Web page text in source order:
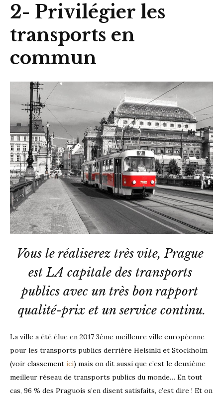
2- Privilégier les
transports en
commun
Vous le réaliserez très vite, Prague
est LA capitale des transports
publics avec un très bon rapport
qualité-prix et un service continu.
La ville a été élue en 2017 3ème meilleure ville européenne
pour les transports publics derrière Helsinki et Stockholm
(voir classement ici) mais on dit aussi que c’est le deuxième
meilleur réseau de transports publics du monde… En tout
cas, 96 % des Praguois s’en disent satisfaits, c’est dire ! Et on